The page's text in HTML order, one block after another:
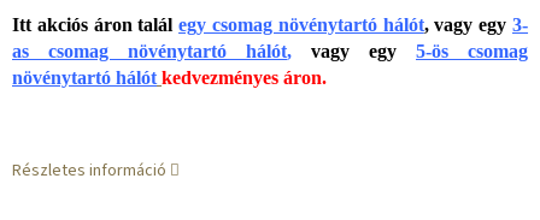
Itt akciós áron találegy csomag növénytartó hálót, vagy egy3-
as csomag növénytartó hálót, vagy egy 5-ös csomag
növénytartó hálót kedvezményes áron.
Részletes információ